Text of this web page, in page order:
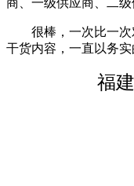
商、一级供应商、二
很棒，一次比一次
干货内容，一直以务实
福